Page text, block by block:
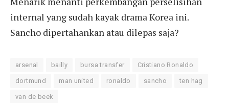
internal yang sudah kayak drama Korea ini.
Sancho dipertahankan atau dilepas saja?
arsenal bailly bursa transfer Cristiano Ronaldo
dortmund man united ronaldo sancho ten hag
van de beek